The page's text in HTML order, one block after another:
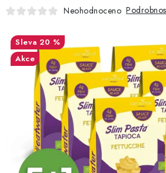
NÁPOJE
EKO DROGERIE A KOSMETIKA
VITAMÍNY
DOPRAVA A PLATBA
VELKOOBCHOD
KONTAKTY
Neohodnoceno
20 %
Akce